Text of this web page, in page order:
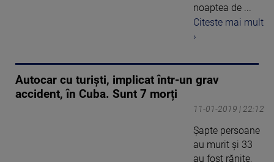
noaptea de ...
Citeste mai mult
›
Autocar cu turiști, implicat într-un grav
accident, în Cuba. Sunt 7 morți
11-01-2019 | 22:12
Șapte persoane
au murit și 33
au fost rănite,